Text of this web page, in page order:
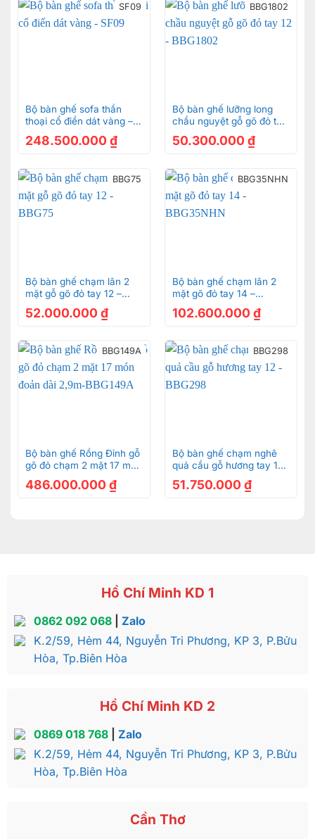
SF09
Bộ bàn ghế sofa thần
thoại cổ điển dát vàng –
248.500.000 ₫
BBG1802
Bộ bàn ghế lưỡng long
chầu nguyệt gỗ gõ đỏ tay
50.300.000 ₫
BBG75
Bộ bàn ghế chạm lân 2
mặt gỗ gõ đỏ tay 12 –
52.000.000 ₫
BBG35NHN
Bộ bàn ghế chạm lân 2
mặt gõ đỏ tay 14 –
102.600.000 ₫
BBG149A
Bộ bàn ghế Rồng Đỉnh gỗ
gõ đỏ chạm 2 mặt 17 món
486.000.000 ₫
BBG298
Bộ bàn ghế chạm nghê
quả cầu gỗ hương tay 12
51.750.000 ₫
Hồ Chí Minh KD 1
0862 092 068| Zalo
K.2/59, Hẻm 44, Nguyễn Tri Phương, KP 3, P.Bửu
Hòa, Tp.Biên Hòa
Hồ Chí Minh KD 2
0869 018 768| Zalo
K.2/59, Hẻm 44, Nguyễn Tri Phương, KP 3, P.Bửu
Hòa, Tp.Biên Hòa
Cần Thơ